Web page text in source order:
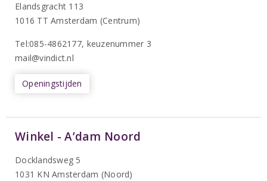
Elandsgracht 113
1016 TT Amsterdam (Centrum)
Tel:085-4862177, keuzenummer 3
mail@vindict.nl
Openingstijden
Winkel - A’dam Noord
Docklandsweg 5
1031 KN Amsterdam (Noord)